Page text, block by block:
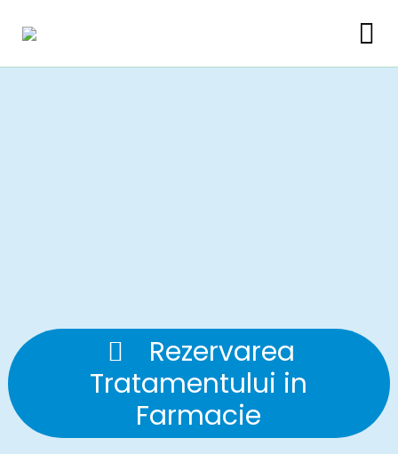
Rezervarea
Tratamentului in
Farmacie